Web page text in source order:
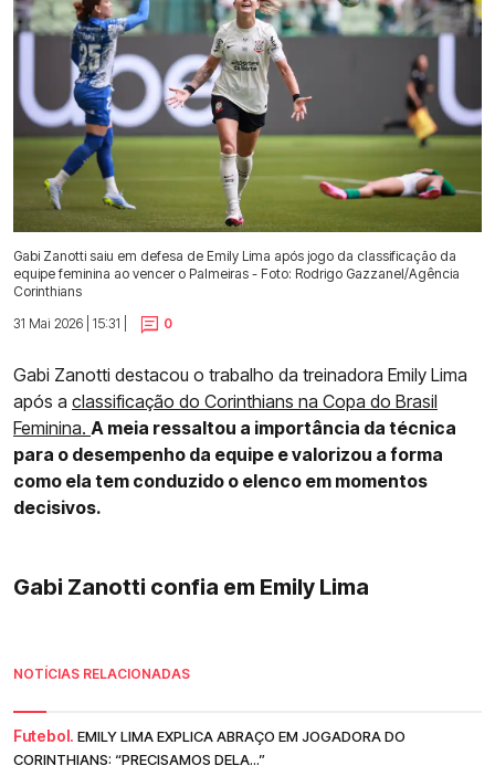
Gabi Zanotti saiu em defesa de Emily Lima após jogo da classificação da
equipe feminina ao vencer o Palmeiras - Foto: Rodrigo Gazzanel/Agência
Corinthians
31 Mai 2026 | 15:31 |
0
Gabi Zanotti destacou o trabalho da treinadora Emily Lima
após a classificação do Corinthians na Copa do Brasil
Feminina. A meia ressaltou a importância da técnica
para o desempenho da equipe e valorizou a forma
como ela tem conduzido o elenco em momentos
decisivos.
Gabi Zanotti confia em Emily Lima
NOTÍCIAS RELACIONADAS
Futebol. EMILY LIMA EXPLICA ABRAÇO EM JOGADORA DO
CORINTHIANS: “PRECISAMOS DELA...”